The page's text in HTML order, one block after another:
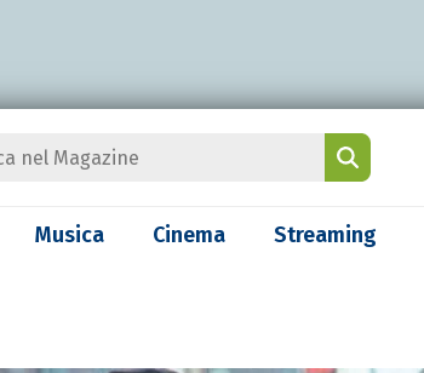
Musica Cinema Streaming